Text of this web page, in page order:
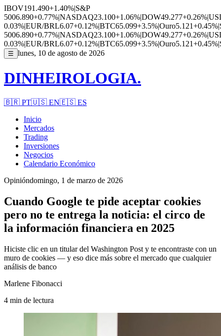
IBOV191.490+1.40%|S&P
5006.890+0.77%|NASDAQ23.100+1.06%|DOW49.277+0.26%|
0.03%|EUR/BRL6.07+0.12%|BTC65.099+3.5%|Ouro5.121+0.45%|
5006.890+0.77%|NASDAQ23.100+1.06%|DOW49.277+0.26%|
0.03%|EUR/BRL6.07+0.12%|BTC65.099+3.5%|Ouro5.121+0.45%|
☰ lunes, 10 de agosto de 2026
DINHEIROLOGIA.
🇧🇷 PT🇺🇸 EN🇪🇸 ES
Inicio
Mercados
Trading
Inversiones
Negocios
Calendario Económico
Opinióndomingo, 1 de marzo de 2026
Cuando Google te pide aceptar cookies
pero no te entrega la noticia: el circo de
la información financiera en 2025
Hiciste clic en un titular del Washington Post y te encontraste con un
muro de cookies — y eso dice más sobre el mercado que cualquier
análisis de banco
Marlene Fibonacci
4 min de lectura